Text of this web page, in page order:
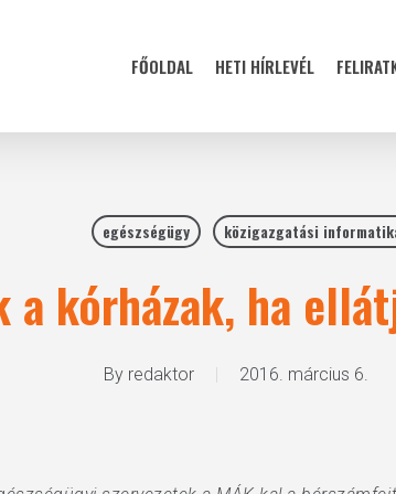
FŐOLDAL HETI HÍRLEVÉL
egészségügy közigazgatási
a kórházak, ha
By redaktor 2016. március 6.